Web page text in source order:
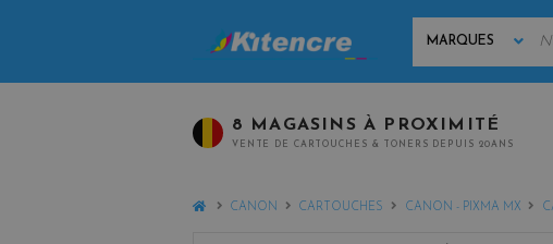
8 MAGASINS À PROXIMITÉ
VENTE DE CARTOUCHES & TONERS DEPUIS 20ANS
HOMECANON CARTOUCHES CANON - PIXMA MX